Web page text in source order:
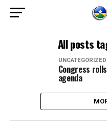
All posts
UNCATEGORIZED
Congress
agenda